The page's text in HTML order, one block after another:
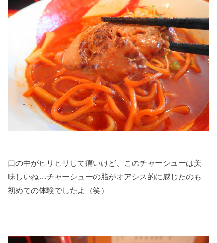
口の中がヒリヒリして痛いけど、このチャーシューは美
味しいね…チャーシューの脂がオアシス的に感じたのも
初めての体験でしたよ（笑）